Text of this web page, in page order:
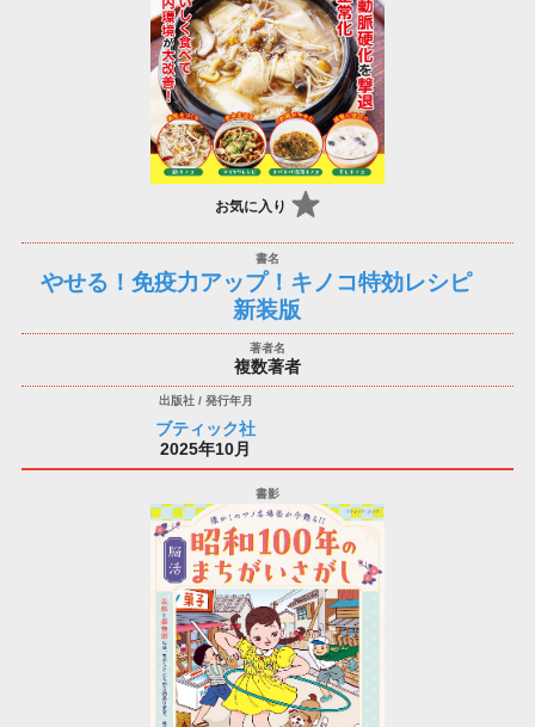
お気に入り
やせる！免疫力アップ！キノコ特効レシピ
新装版
複数著者
ブティック社
2025年10月